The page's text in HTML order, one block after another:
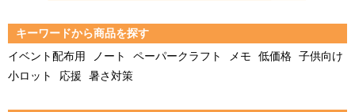
キーワードから商品を探す
イベント配布用
ノート ペーパークラフト メモ 低価格 子供向け
小ロット
応援 暑さ対策